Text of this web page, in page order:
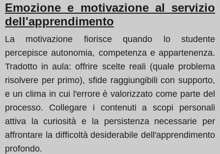
Emozione e motivazione al servizio
dell'apprendimento
La motivazione fiorisce quando lo studente
percepisce autonomia, competenza e appartenenza.
Tradotto in aula: offrire scelte reali (quale problema
risolvere per primo), sfide raggiungibili con supporto,
e un clima in cui l'errore è valorizzato come parte del
processo. Collegare i contenuti a scopi personali
attiva la curiosità e la persistenza necessarie per
affrontare la difficoltà desiderabile dell'apprendimento
profondo.